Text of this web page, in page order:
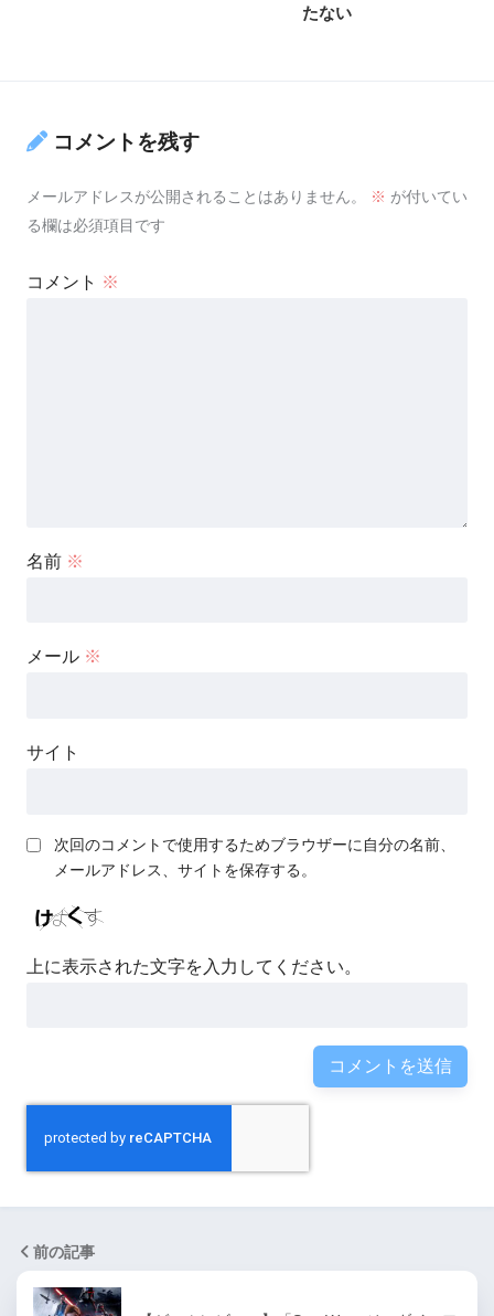
たない
コメントを残す
メールアドレスが公開されることはありません。 ※ が付いてい
る欄は必須項目です
コメント ※
名前 ※
メール ※
サイト
次回のコメントで使用するためブラウザーに自分の名前、
メールアドレス、サイトを保存する。
上に表示された文字を入力してください。
前の記事